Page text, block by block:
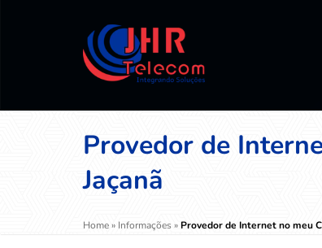
Provedor de
Jaçanã
Home» Informações »Provedor de Internet no meu